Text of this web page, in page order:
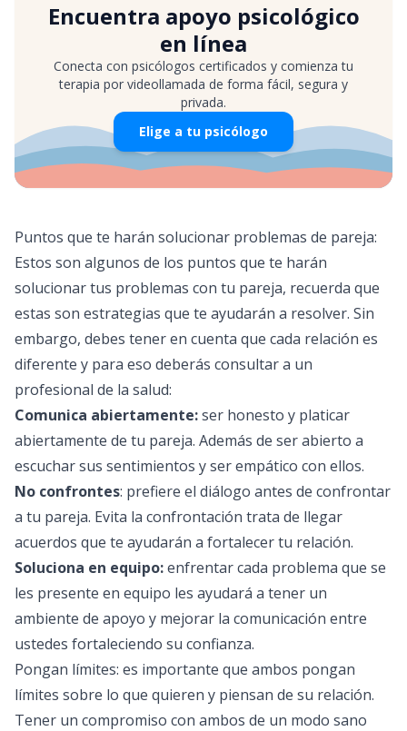
Encuentra apoyo psicológico
en línea
Conecta con psicólogos certificados y comienza tu
terapia por videollamada de forma fácil, segura y
privada.
Elige a tu psicólogo
Puntos que te harán solucionar problemas de pareja:
Estos son algunos de los puntos que te harán
solucionar tus problemas con tu pareja, recuerda que
estas son estrategias que te ayudarán a resolver. Sin
embargo, debes tener en cuenta que cada relación es
diferente y para eso deberás consultar a un
profesional de la salud:
Comunica abiertamente:ser honesto y platicar
abiertamente de tu pareja. Además de ser abierto a
escuchar sus sentimientos y ser empático con ellos.
No confrontes: prefiere el diálogo antes de confrontar
a tu pareja. Evita la confrontación trata de llegar
acuerdos que te ayudarán a fortalecer tu relación.
Soluciona en equipo:enfrentar cada problema que se
les presente en equipo les ayudará a tener un
ambiente de apoyo y mejorar la comunicación entre
ustedes fortaleciendo su confianza.
Pongan límites: es importante que ambos pongan
límites sobre lo que quieren y piensan de su relación.
Tener un compromiso con ambos de un modo sano